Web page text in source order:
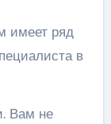
имеет ряд
в
Вам не